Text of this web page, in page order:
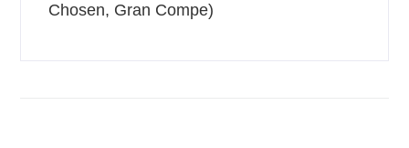
Chosen, Gran Compe)